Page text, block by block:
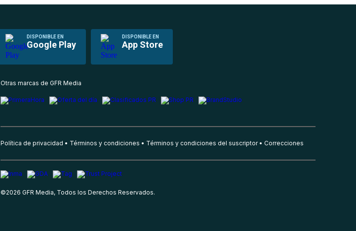
DISPONIBLE EN
Google Play
DISPONIBLE EN
App Store
Otras marcas de GFR Media
Política de privacidad Términos y condiciones Términos y condiciones del suscriptor Correcciones
©2026 GFR Media, Todos los Derechos Reservados.